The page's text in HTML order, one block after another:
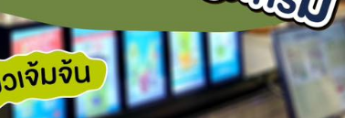
CMG SHOP SHOP รวมแบรนด์ตัวท็อป ลดสูงสุด50%